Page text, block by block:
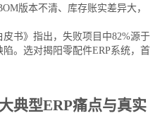
版本不清、库存账实差异大，
皮书》指出，失败项目中82%源于
。选对揭阳零配件ERP系统，首
典型ERP痛点与真实